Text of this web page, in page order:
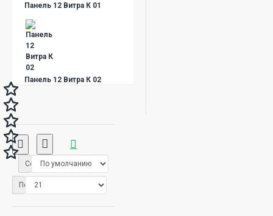
Отделка №138 Сфера –
«Красный глянец»
«Фантом красный»
Панель 12 Витра К 01
Панель 12 Витра К 02
Панель 12 Витра К 03
Сортировать:
Показывать: